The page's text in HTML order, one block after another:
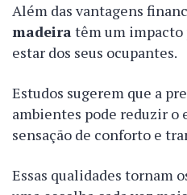
Além das vantagens
madeiratêm um impacto
estar dos seus ocupantes.
Estudos sugerem que a
ambientes pode reduzir o
sensação de conforto e
Essas qualidades tornam